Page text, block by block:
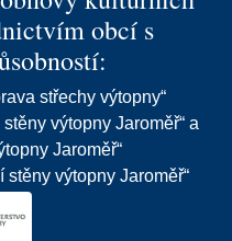
obcí s
střechy výtopny“
výtopny Jaroměř“ a
Jaroměř“
stěny výtopny Jaroměř“